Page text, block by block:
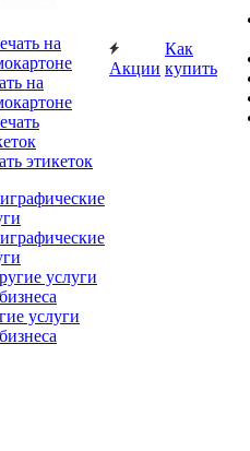
на
этикеток
услуги
Акции
Как
купить